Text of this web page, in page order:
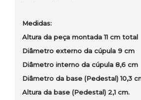
Medidas:
Altura da peça montada 11 cm total
Diâmetro externo da cúpula 9 cm
Diâmetro interno da cúpula 8,6 cm
Diâmetro da base (Pedestal) 10,3
Altura da base (Pedestal) 2,1 cm.